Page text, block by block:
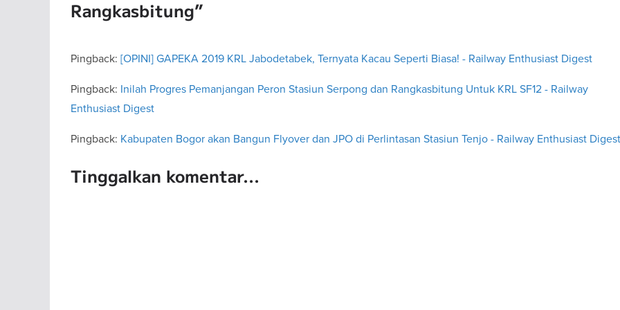
Rangkasbitung”
Pingback: [OPINI] GAPEKA 2019 KRL Jabodetabek, Ternyata Kacau Seperti Biasa! - Railway Enthusiast Digest
Pingback: Inilah Progres Pemanjangan Peron Stasiun Serpong dan Rangkasbitung Untuk KRL SF12 - Railway
Enthusiast Digest
Pingback: Kabupaten Bogor akan Bangun Flyover dan JPO di Perlintasan Stasiun Tenjo - Railway Enthusiast Digest
Tinggalkan komentar...